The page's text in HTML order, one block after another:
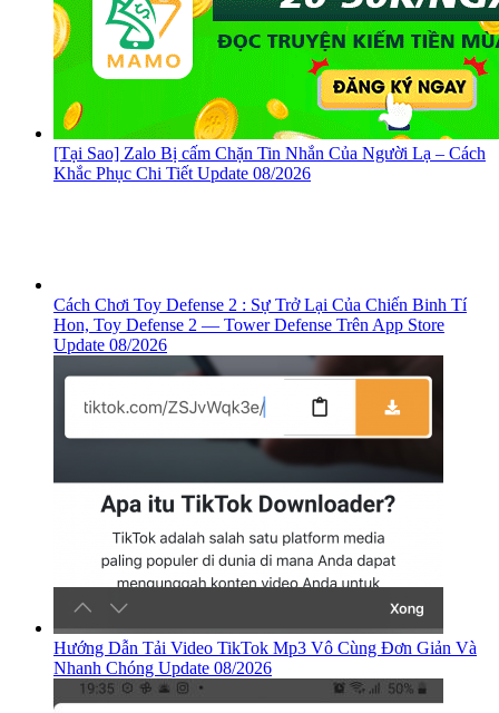
[Tại Sao] Zalo Bị cấm Chặn Tin Nhắn Của Người Lạ – Cách
Khắc Phục Chi Tiết Update 08/2026
Cách Chơi Toy Defense 2 : Sự Trở Lại Của Chiến Binh Tí
Hon, ‎Toy Defense 2 — Tower Defense Trên App Store
Update 08/2026
Hướng Dẫn Tải Video TikTok Mp3 Vô Cùng Đơn Giản Và
Nhanh Chóng Update 08/2026